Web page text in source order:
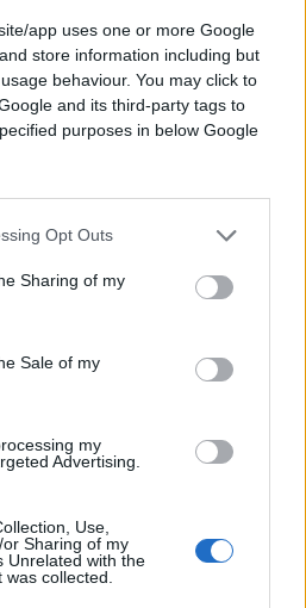
app uses one or more Google
store information including but
behaviour. You may click to
and its third-party tags to
purposes in below Google
Opt Outs
Sharing of my
Sale of my
my
Advertising.
Use,
Sharing of my
Unrelated with the
collected.
izjavama,dolaze sa
izabere novog visokog
dužnost krajem
Prema njegovom
pitanje zbog nesuglasica
će SAD uspjeti da
da novi visoki predstavnik
razlika u pogledima
bi to mogao biti.
o politici EU prema BiH,
EU muči s definisanjem
dobra ilustracija za to.
je razlučiti šta su tačno ti